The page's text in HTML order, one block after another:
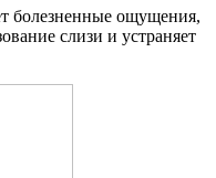
болезненные ощущения,
слизи и устраняет